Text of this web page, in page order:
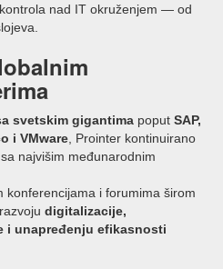
nad IT okruženjem — od
svetskim gigantima poput SAP,
i VMware, Prointer kontinuirano
najvišim međunarodnim
konferencijama i forumima širom
digitalizacije,
i unapređenju efikasnosti